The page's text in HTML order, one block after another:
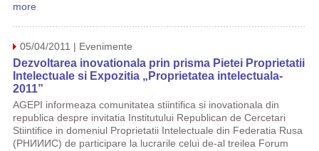
more
05/04/2011 | Evenimente
Dezvoltarea inovationala prin prisma Pietei Proprietatii
Intelectuale si Expozitia „Proprietatea intelectuala-
2011”
AGEPI informeaza comunitatea stiintifica si inovationala din
republica despre invitatia Institutului Republican de Cercetari
Stiintifice in domeniul Proprietatii Intelectuale din Federatia Rusa
(РНИИИС) de participare la lucrarile celui de-al treilea Forum